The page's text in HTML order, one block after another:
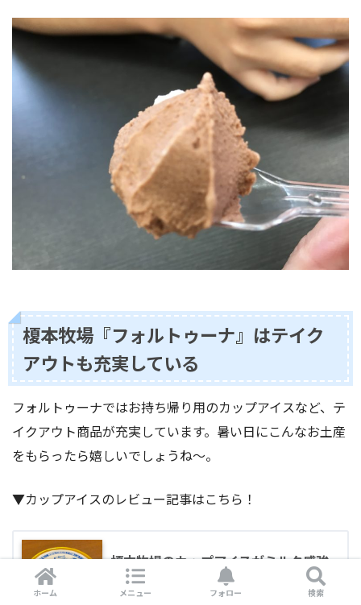
榎本牧場『フォルトゥーナ』はテイク
アウトも充実している
フォルトゥーナではお持ち帰り用のカップアイスなど、テ
イクアウト商品が充実しています。暑い日にこんなお土産
をもらったら嬉しいでしょうね〜。
▼カップアイスのレビュー記事はこちら！
榎本牧場のカップアイスがミルク感強
めで激ウマ！通販&上尾駅ニューデイズ
でも購入できます
ホーム メニュー フォロー 検索